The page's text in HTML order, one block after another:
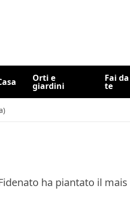
Orti e
giardini
Fai da
te
ha piantato il mais